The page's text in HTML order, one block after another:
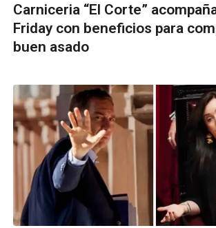
Carniceria “El Corte”
Friday con beneficios para
buen asado